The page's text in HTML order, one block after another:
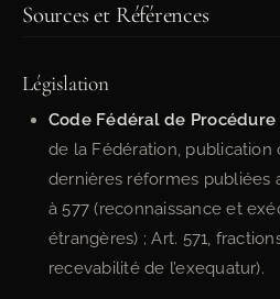
Sources et Références
Législation
Code Fédéral de Procédure
de la Fédération, publication
dernières réformes publiées
à 577 (reconnaissance et
étrangères) ; Art. 571,
recevabilité de l’exequatur).